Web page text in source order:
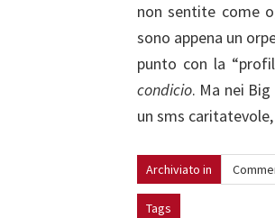
non sentite come
sono appena un
punto con la
condicio. Ma nei
un sms
Archiviato in
Tags